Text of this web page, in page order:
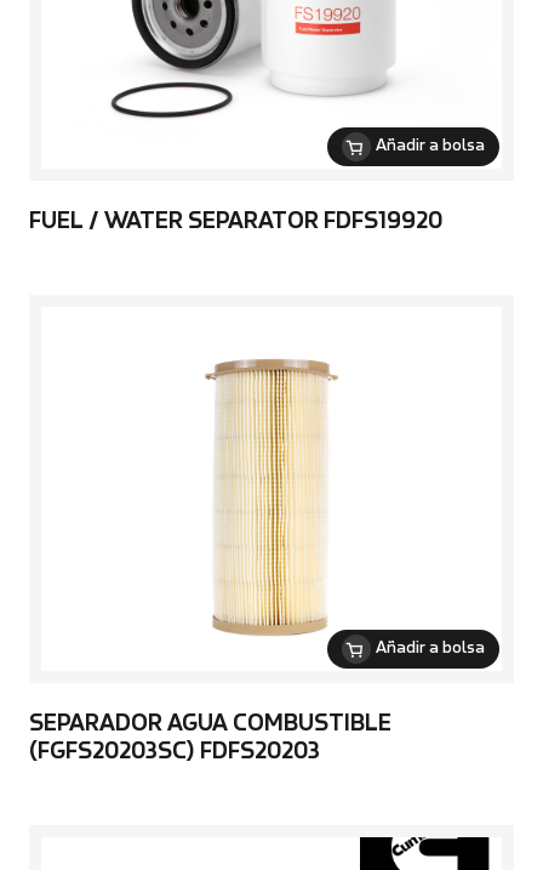
Añadir a bolsa
FUEL / WATER SEPARATOR FDFS19920
Añadir a bolsa
SEPARADOR AGUA COMBUSTIBLE
(FGFS20203SC) FDFS20203